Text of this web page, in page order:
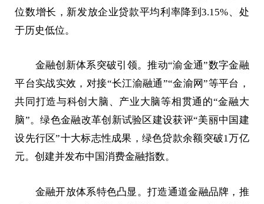
位数增长，新发放企业贷款平均利率降到3.15%、处
于历史低位。
金融创新体系突破引领。推动“渝金通”数字金融
平台实战实效，对接“长江渝融通”“金渝网”等平台，
共同打造与科创大脑、产业大脑等相贯通的“金融大
脑”。绿色金融改革创新试验区建设获评“美丽中国建
设先行区”十大标志性成果，绿色贷款余额突破1万亿
元。创建并发布中国消费金融指数。
金融开放体系特色凸显。打造通道金融品牌，推